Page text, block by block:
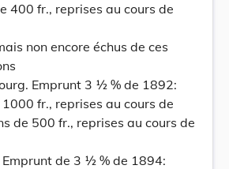
400 fr., reprises au cours de
non encore échus de ces
Emprunt 3 ½ % de 1892:
fr., reprises au cours de
de 500 fr., reprises au cours de
de 3 ½ % de 1894: